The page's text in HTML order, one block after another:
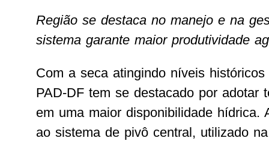
Região se destaca no manejo e na
sistema garante maior produtividade
Com a seca atingindo níveis
PAD-DF tem se destacado por adotar
em uma maior disponibilidade
ao sistema de pivô central, utilizado